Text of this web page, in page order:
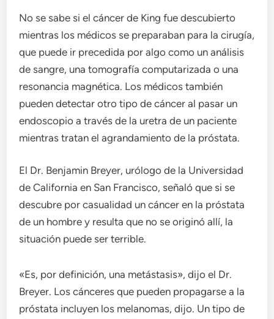
No se sabe si el cáncer de King fue descubierto
mientras los médicos se preparaban para la cirugía,
que puede ir precedida por algo como un análisis
de sangre, una tomografía computarizada o una
resonancia magnética. Los médicos también
pueden detectar otro tipo de cáncer al pasar un
endoscopio a través de la uretra de un paciente
mientras tratan el agrandamiento de la próstata.
El Dr. Benjamin Breyer, urólogo de la Universidad
de California en San Francisco, señaló que si se
descubre por casualidad un cáncer en la próstata
de un hombre y resulta que no se originó allí, la
situación puede ser terrible.
«Es, por definición, una metástasis», dijo el Dr.
Breyer. Los cánceres que pueden propagarse a la
próstata incluyen los melanomas, dijo. Un tipo de